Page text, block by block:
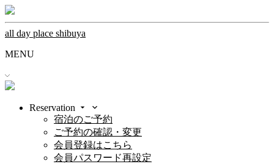
all day place shibuya
MENU
Reservation
宿泊のご予約
ご予約の確認・変更
会員登録はこちら
会員パスワード再設定